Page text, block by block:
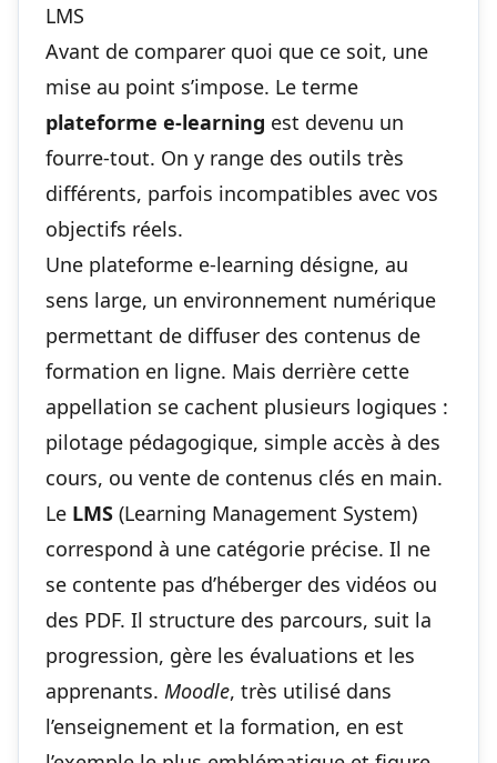
LMS
Avant de comparer quoi que ce soit, une
mise au point s’impose. Le terme
plateforme e-learning est devenu un
fourre-tout. On y range des outils très
différents, parfois incompatibles avec vos
objectifs réels.
Une plateforme e-learning désigne, au
sens large, un environnement numérique
permettant de diffuser des contenus de
formation en ligne. Mais derrière cette
appellation se cachent plusieurs logiques :
pilotage pédagogique, simple accès à des
cours, ou vente de contenus clés en main.
Le LMS (Learning Management System)
correspond à une catégorie précise. Il ne
se contente pas d’héberger des vidéos ou
des PDF. Il structure des parcours, suit la
progression, gère les évaluations et les
apprenants. Moodle, très utilisé dans
l’enseignement et la formation, en est